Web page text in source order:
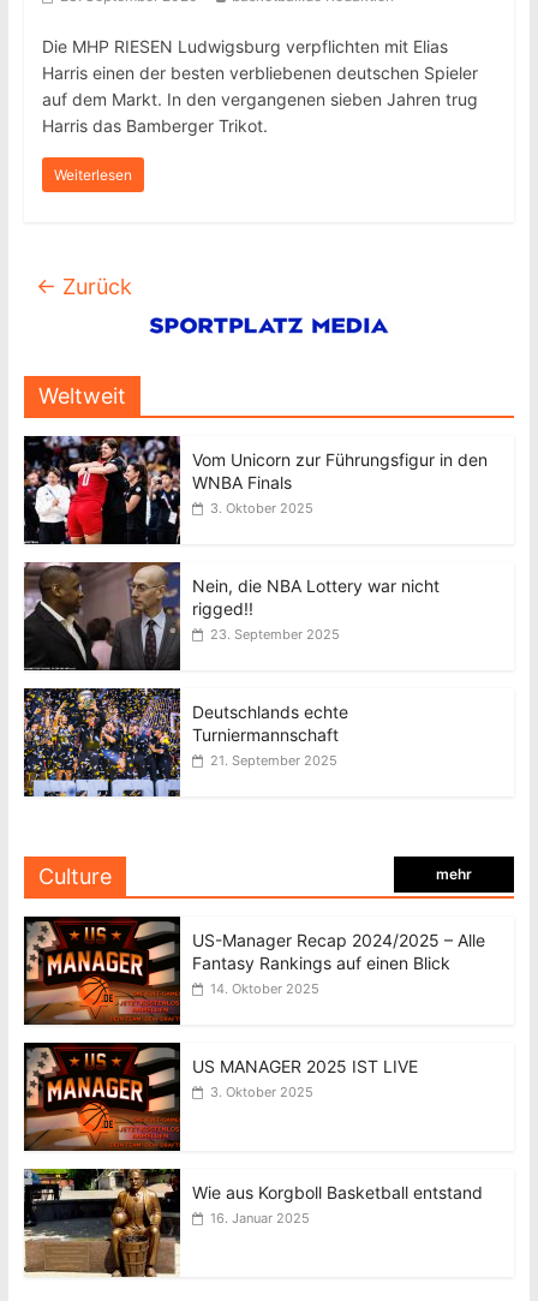
Die MHP RIESEN Ludwigsburg verpflichten mit Elias
Harris einen der besten verbliebenen deutschen Spieler
auf dem Markt. In den vergangenen sieben Jahren trug
Harris das Bamberger Trikot.
Weiterlesen
← Zurück
Weltweit
Vom Unicorn zur Führungsfigur in den
WNBA Finals
3. Oktober 2025
Nein, die NBA Lottery war nicht
rigged!!
23. September 2025
Deutschlands echte
Turniermannschaft
21. September 2025
Culture mehr
US-Manager Recap 2024/2025 – Alle
Fantasy Rankings auf einen Blick
14. Oktober 2025
US MANAGER 2025 IST LIVE
3. Oktober 2025
Wie aus Korgboll Basketball entstand
16. Januar 2025